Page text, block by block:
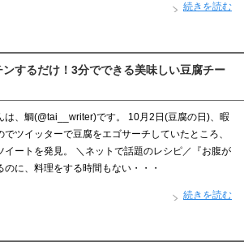
続きを読む
ンするだけ！3分でできる美味しい豆腐チー
は、鯛(@tai__writer)です。 10月2日(豆腐の日)、暇
でツイッターで豆腐をエゴサーチしていたところ、
イートを発見。 ＼ネットで話題のレシピ／『お腹が
のに、料理をする時間もない・・・
続きを読む